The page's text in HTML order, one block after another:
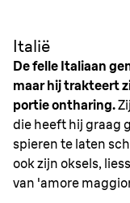
Italië
De felle Italiaan
maar hij trakteert
portie ontharing.
die heeft hij graag
spieren te laten
ook zijn oksels,
van 'amore